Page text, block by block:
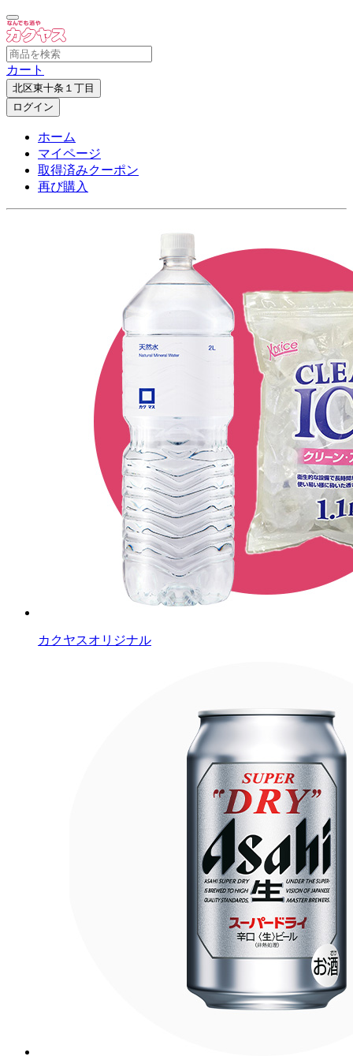
カート
北区東十条１丁目
ログイン
ホーム
マイページ
取得済みクーポン
再び購入
カクヤスオリジナル